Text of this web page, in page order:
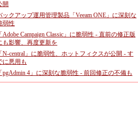
開
ックアップ運用管理製品「Veeam ONE」に深刻な
弱性
「Adobe Campaign Classic」に脆弱性 - 直前の修正版
も影響、再度更新を
「N-central」に脆弱性、ホットフィクスが公開 - す
に悪用も
「pgAdmin 4」に深刻な脆弱性 - 前回修正の不備も